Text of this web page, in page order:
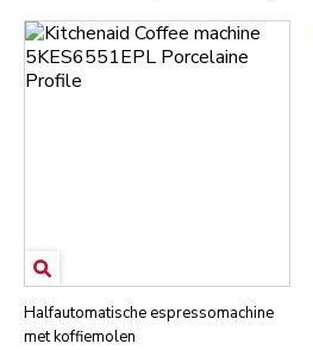
Halfautomatische espressomachine
met koffiemolen